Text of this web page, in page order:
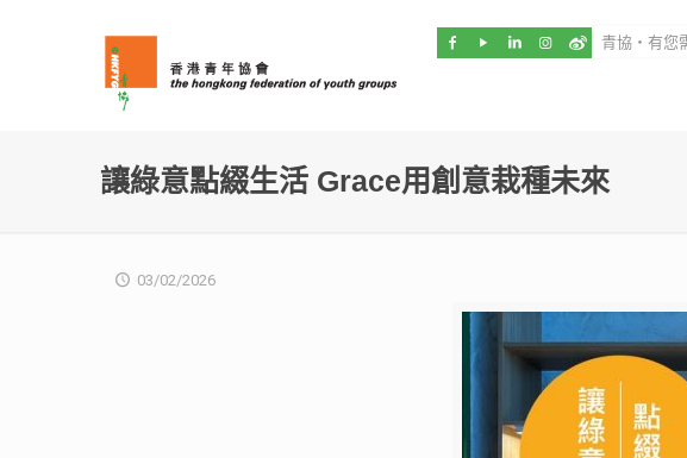
讓綠意點綴生活 Grace用創意栽種未來
03/02/2026